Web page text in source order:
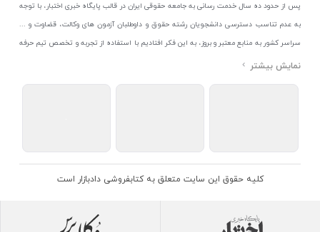
پس از حدود ده سال خدمت رسانی به جامعه حقوقی ایران در قالب پایگاه خبری اختبار، با توجه
به عدم تناسب دسترسی دانشجویان رشته حقوق و داوطلبان آزمون های وکالت، قضاوت و ...
سراسر کشور به منابع معتبر و بروز، به این فکر افتادیم با استفاده از تجربه و تخصص تیم حرفه
ای اختبار خدمتی جدید به جامعه حقوقی ایران ارائه کنیم. به این منظور با راه اندازی و تجهیز
اتحادیه ناشران و کتابفروشان تهران به منظور ارائه مطمئن ترین خدمات مجموعه بسیار کامل و
معتبری از کتاب های حقوقی را به علاقمندان عرضه کرده ایم. علاوه بر این با بهره گیری از فناوری
اندازی کردیم تا علاقمندان بتوانند با اطمینان کافی و به اتکای اعتبار این مجموعه قدیمی کتاب و
کلیه حقوق این سایت متعلق به کتابفروشی دادبازار است